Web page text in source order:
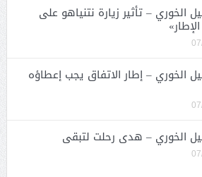
الخوري – تأثير زيارة نتنياهو على
الخوري – إطار الاتفاق يجب إعطاؤه
الخوري – هدى رحلت لتبقى